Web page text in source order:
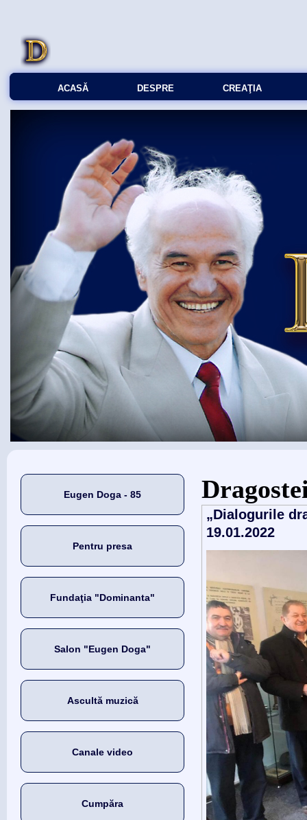
ACASĂ DESPRE CREAŢIA
Eugen Doga - 85
Pentru presa
Fundaţia "Dominanta"
Salon "Eugen Doga"
Ascultă muzică
Canale video
Cumpăra
Eşti aici
„Dialogurile
19.01.2022